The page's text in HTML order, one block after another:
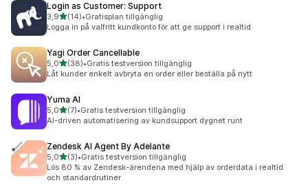
Login as Customer: Support
3,9av 5 stjärnor
(14)
14 recensioner totalt
•Gratisplan tillgänglig
Logga in på valfritt kundkonto för att ge support i realtid
Yagi Order Cancellable
5,0av 5 stjärnor
(38)
38 recensioner totalt
•Gratis testversion tillgänglig
Låt kunder enkelt avbryta en order eller beställa på nytt
Yuma AI
5,0av 5 stjärnor
(7)
7 recensioner totalt
•Gratis testversion tillgänglig
AI-driven automatisering av kundsupport dygnet runt
Zendesk AI Agent By Adelante
5,0av 5 stjärnor
(3)
3 recensioner totalt
•Gratis testversion tillgänglig
Lös 80 % av Zendesk-ärendena med hjälp av orderdata i realtid
och standardrutiner